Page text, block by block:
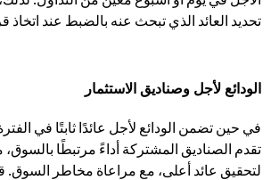
تحديد العائد الذي تبحث عنه بالضبط عند اتخاذ
الودائع لأجل وصناديق الاستثمار
في حين تضمن الودائع لأجل عائدًا ثابتًا في
تقدم الصناديق المشتركة أداءً مرتبطًا بالسوق،
لتحقيق عائد أعلى، مع مراعاة مخاطر السوق.